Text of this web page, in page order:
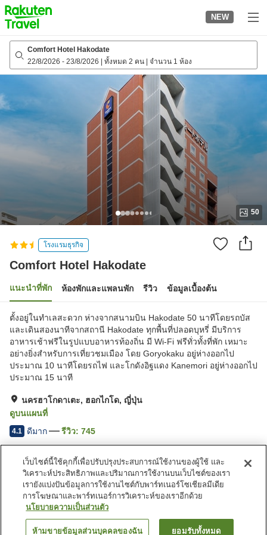
to
top
page
NEW
Comfort Hotel Hakodate
22/8/2026 - 23/8/2026 ทั้งหมด 2 คน จำนวน 1 ห้อง
50
โรงแรมธุรกิจ
Comfort Hotel Hakodate
แนะนำที่พัก ห้องพักและแพลนพัก รีวิว ข้อมูลเบื้องต้น
ตั้งอยู่ในทำเลสะดวก ห่างจากสนามบิน Hakodate 50 นาทีโดยรถบัส
และเดินสองนาทีจากสถานี Hakodate ทุกพื้นที่ปลอดบุหรี่ มีบริการ
อาหารเช้าฟรีในรูปแบบอาหารท้องถิ่น มี Wi-Fi ฟรีทั่วทั้งที่พัก เหมาะ
อย่างยิ่งสำหรับการเที่ยวชมเมือง โดย Goryokaku อยู่ห่างออกไป
ประมาณ 10 นาทีโดยรถไฟ และโกดังอิฐแดง Kanemori อยู่ห่างออกไป
ประมาณ 15 นาที
นครฮาโกดาเตะ, ฮอกไกโด, ญี่ปุ่น
ดูบนแผนที่
4.1 ดีมาก รีวิว: 745
สิ่งอำนวยความสะดวกในที่พัก
ที่จอดรถ
ตู้จำหน่ายอัตโนมัติ
บริการซักผ้า (มีค่าบริการ)
บริการส่งสินค้า
หน้าแรก ญี่ปุ่น ฮอกไกโด
นครฮาโกดาเตะ
เว็บไซต์นี้ใช้คุกกี้เพื่อปรับปรุงประสบการณ์ใช้งานของผู้ใช้ และ
วิเคราะห์ประสิทธิภาพและปริมาณการใช้งานบนเว็บไซต์ของเรา
เรายังแบ่งปันข้อมูลการใช้งานไซต์กับพาร์ทเนอร์โซเชียลมีเดีย
การโฆษณาและพาร์ทเนอร์การวิเคราะห์ของเราอีกด้วย
นโยบายความเป็นส่วนตัว
ห้ามขายข้อมูลส่วนบุคคลของฉัน ยอมรับทั้งหมด